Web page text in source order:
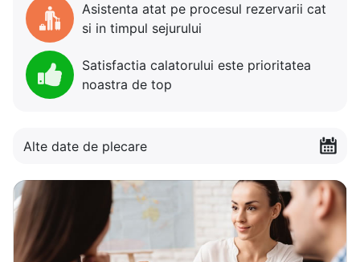
Asistenta atat pe procesul rezervarii cat
si in timpul sejurului
Satisfactia calatorului este prioritatea
noastra de top
Alte date de plecare